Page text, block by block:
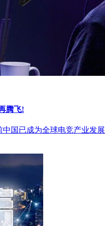
腾飞!
国已成为全球电竞产业发